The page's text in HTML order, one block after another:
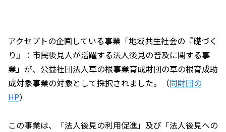
アクセプトの企画している事業「地域共生社会の『礎づく
り』：市民後見人が活躍する法人後見の普及に関する事
業」が、公益社団法人草の根事業育成財団の草の根育成助
成対象事業の対象として採択されました。（同財団の
HP）
この事業は、「法人後見の利用促進」及び「法人後見への